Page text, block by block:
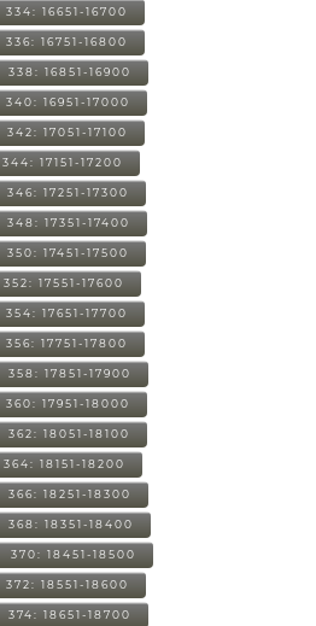
334: 16651-16700
336: 16751-16800
338: 16851-16900
340: 16951-17000
342: 17051-17100
344: 17151-17200
346: 17251-17300
348: 17351-17400
350: 17451-17500
352: 17551-17600
354: 17651-17700
356: 17751-17800
358: 17851-17900
360: 17951-18000
362: 18051-18100
364: 18151-18200
366: 18251-18300
368: 18351-18400
370: 18451-18500
372: 18551-18600
374: 18651-18700